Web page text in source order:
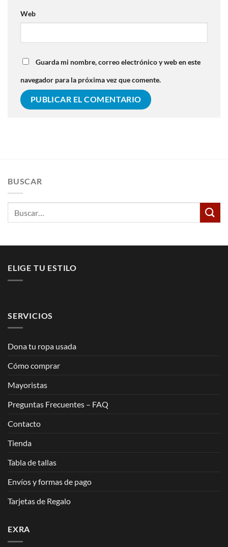
Web
Guarda mi nombre, correo electrónico y web en este
navegador para la próxima vez que comente.
BUSCAR
ELIGE TU ESTILO
SERVICIOS
Dona tu ropa usada
Cómo comprar
Mayoristas
Preguntas Frecuentes – FAQ
Contacto
Tienda
Tabla de tallas
Envíos y formas de pago
Tarjetas de Regalo
EXRA